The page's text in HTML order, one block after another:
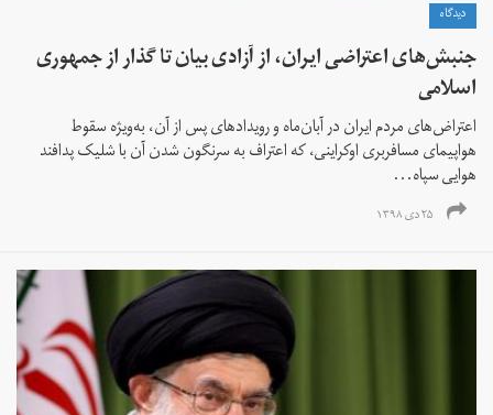
دیدگاه
جنبش‌های اعتراضی ایران، از آزادی بیان تا گذار از جمهوری
اسلامی
اعتراض‌های مردم ایران در آبان‌ماه و رویدادهای پس از آن، به‌ویژه سقوط
هواپیمای مسافربری اوکراینی، که اعتراف به سرنگون شدن آن با شلیک پدافند
هوایی سپاه...
۲۵ دی ۱۳۹۸